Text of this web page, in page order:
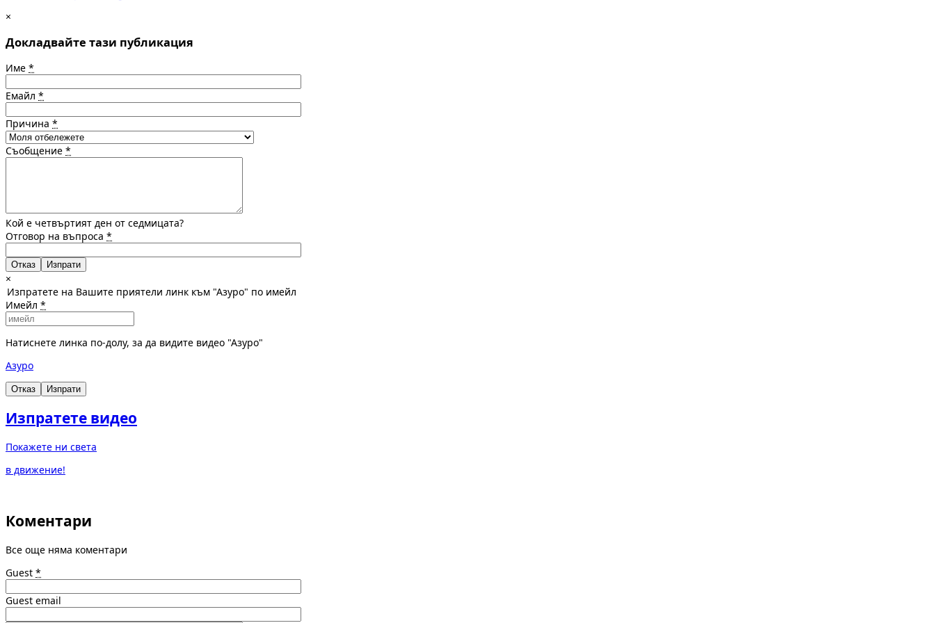
×
Докладвайте тази публикация
Име *
Емайл *
Причина *
Съобщение *
Кой е четвъртият ден от седмицата?
Отговор на въпроса *
Отказ
×
Изпратете на Вашите приятели линк към "Азуро" по имейл
Имейл *
Натиснете линка по-долу, за да видите видео "Азуро"
Азуро
Отказ Изпрати
Изпратете видео
Покажете ни света
в движение!
Коментари
Все още няма коментари
Guest *
Guest email